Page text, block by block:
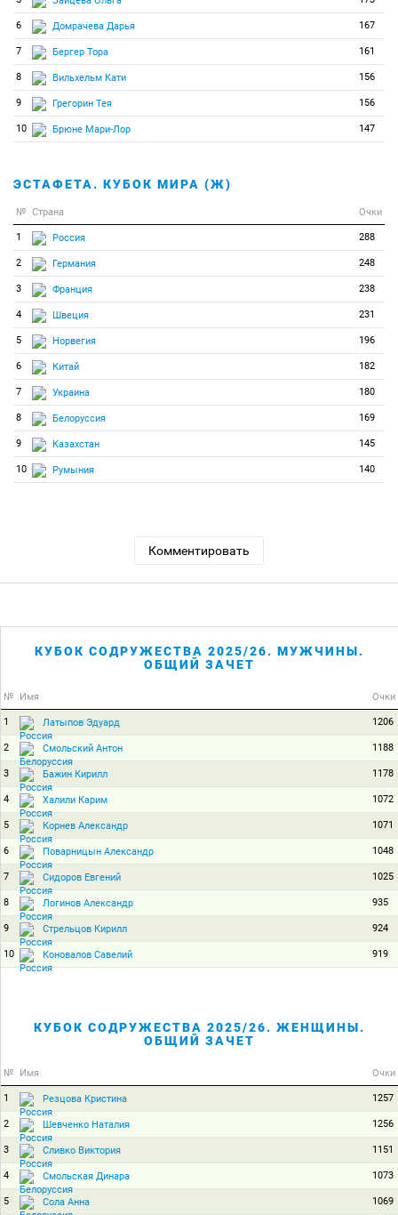
6 Домрачева Дарья 167
7 Бергер Тора 161
8 Вильхельм Кати 156
9 Грегорин Тея 156
10 Брюне Мари-Лор 147
ЭСТАФЕТА. КУБОК МИРА (Ж)
№ Страна Очки
1 Россия 288
2 Германия 248
3 Франция 238
4 Швеция 231
5 Норвегия 196
6 Китай 182
7 Украина 180
8 Белоруссия 169
9 Казахстан 145
10 Румыния 140
Комментировать
КУБОК СОДРУЖЕСТВА 2025/26. МУЖЧИНЫ.
ОБЩИЙ ЗАЧЕТ
№ Имя Очки
1 Латыпов Эдуард 1206
2 Смольский Антон 1188
3 Бажин Кирилл 1178
4 Халили Карим 1072
5 Корнев Александр 1071
6 Поварницын Александр 1048
7 Сидоров Евгений 1025
8 Логинов Александр 935
9 Стрельцов Кирилл 924
10 Коновалов Савелий 919
КУБОК СОДРУЖЕСТВА 2025/26. ЖЕНЩИНЫ.
ОБЩИЙ ЗАЧЕТ
№ Имя Очки
1 Резцова Кристина 1257
2 Шевченко Наталия 1256
3 Сливко Виктория 1151
4 Смольская Динара 1073
5 Сола Анна 1069